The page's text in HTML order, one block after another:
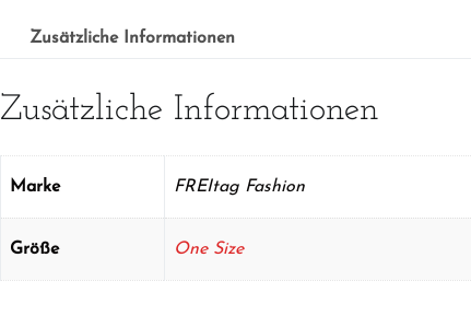
Zusätzliche Informationen
Zusätzliche Informationen
Marke FREItag Fashion
Größe One Size